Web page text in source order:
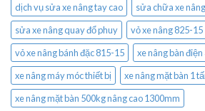
dịch vụ sửa xe nâng tay cao
sửa chữa xe
sửa xe nâng quay đổ phuy
vỏ xe nâng 825-15
vỏ xe nâng bánh đặc 815-15
xe nâng bàn
xe nâng máy móc thiết bị
xe nâng mặt bàn 1
xe nâng mặt bàn 500kg nâng cao 1300mm